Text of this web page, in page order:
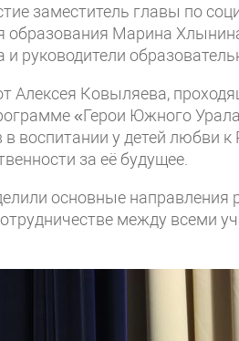
заместитель главы по
образования Марина
руководители
Алексея Ковыляева,
«Герои Южного
воспитании у детей любви к
за её будущее.
основные
между всеми